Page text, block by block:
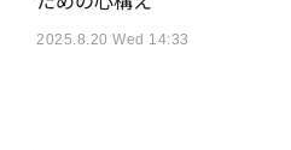
2025.8.20 Wed 14:33